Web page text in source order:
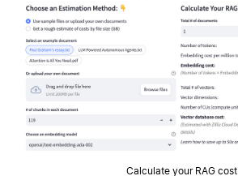
Calculate your RAG cost